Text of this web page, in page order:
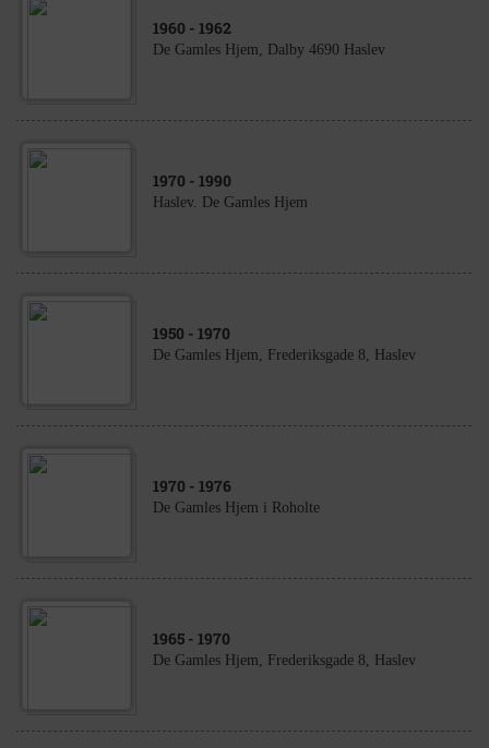
1960 - 1962
De Gamles Hjem, Dalby 4690 Haslev
1970 - 1990
Haslev. De Gamles Hjem
1950 - 1970
De Gamles Hjem, Frederiksgade 8, Haslev
1970 - 1976
De Gamles Hjem i Roholte
1965 - 1970
De Gamles Hjem, Frederiksgade 8, Haslev